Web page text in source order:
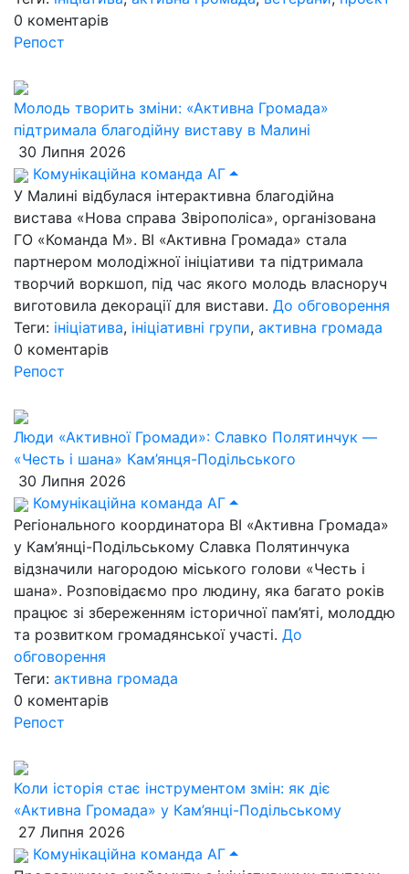
0 коментарів
Репост
Молодь творить зміни: «Активна Громада»
підтримала благодійну виставу в Малині
30 Липня 2026
Комунікаційна команда АГ
У Малині відбулася інтерактивна благодійна
вистава «Нова справа Звірополіса», організована
ГО «Команда М». ВІ «Активна Громада» стала
партнером молодіжної ініціативи та підтримала
творчий воркшоп, під час якого молодь власноруч
виготовила декорації для вистави. До обговорення
Теги: ініціатива, ініціативні групи, активна громада
0 коментарів
Репост
Люди «Активної Громади»: Славко Полятинчук —
«Честь і шана» Кам’янця-Подільського
30 Липня 2026
Комунікаційна команда АГ
Регіонального координатора ВІ «Активна Громада»
у Кам’янці-Подільському Славка Полятинчука
відзначили нагородою міського голови «Честь і
шана». Розповідаємо про людину, яка багато років
працює зі збереженням історичної пам’яті, молоддю
та розвитком громадянської участі. До
обговорення
Теги: активна громада
0 коментарів
Репост
Коли історія стає інструментом змін: як діє
«Активна Громада» у Кам’янці-Подільському
27 Липня 2026
Комунікаційна команда АГ